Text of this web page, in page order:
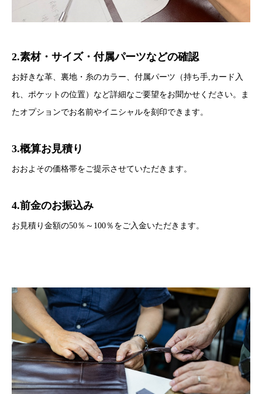
2.素材・サイズ・付属パーツなどの確認
お好きな革、裏地・糸のカラー、付属パーツ（持ち手,カード入
れ、ポケットの位置）など詳細なご要望をお聞かせください。ま
たオプションでお名前やイニシャルを刻印できます。
3.概算お見積り
おおよその価格帯をご提示させていただきます。
4.前金のお振込み
お見積り金額の50％～100％をご入金いただきます。